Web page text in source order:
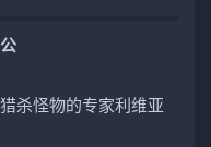
杀怪物的专家利维亚